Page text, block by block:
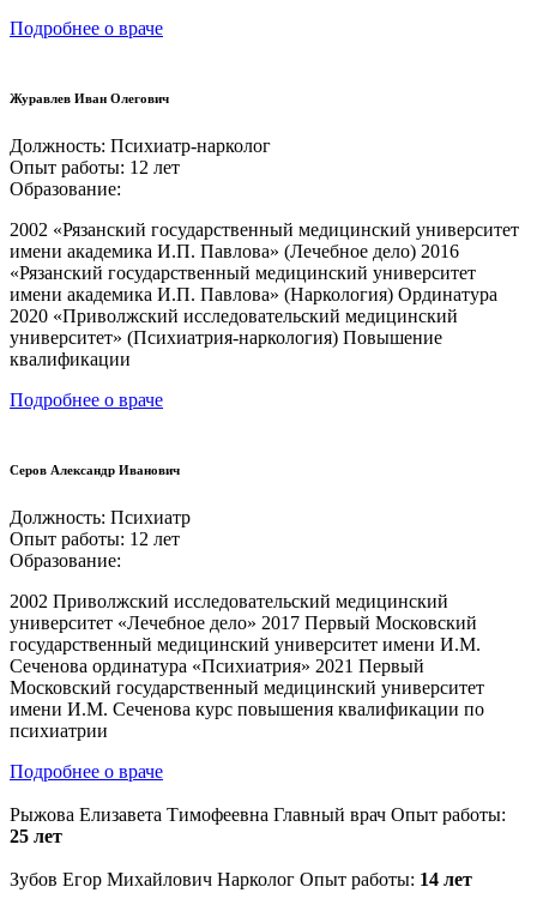
Подробнее о враче
Журавлев Иван Олегович
Должность: Психиатр-нарколог
Опыт работы: 12 лет
Образование:
2002 «Рязанский государственный медицинский университет
имени академика И.П. Павлова» (Лечебное дело) 2016
«Рязанский государственный медицинский университет
имени академика И.П. Павлова» (Наркология) Ординатура
2020 «Приволжский исследовательский медицинский
университет» (Психиатрия-наркология) Повышение
квалификации
Подробнее о враче
Серов Александр Иванович
Должность: Психиатр
Опыт работы: 12 лет
Образование:
2002 Приволжский исследовательский медицинский
университет «Лечебное дело» 2017 Первый Московский
государственный медицинский университет имени И.М.
Сеченова ординатура «Психиатрия» 2021 Первый
Московский государственный медицинский университет
имени И.М. Сеченова курс повышения квалификации по
психиатрии
Подробнее о враче
Рыжова Елизавета Тимофеевна Главный врач Опыт работы:
25 лет
Зубов Егор Михайлович Нарколог Опыт работы: 14 лет